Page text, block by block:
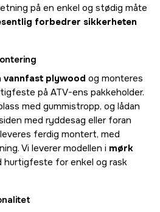
på en enkel og stødig måte
forbedrer sikkerheten
vannfast plywood og monteres
på ATV-ens pakkeholder.
med gummistropp, og lådan
med ryddesag eller foran
ferdig montert, med
Vi leverer modellen i mørk
hurtigfeste for enkel og rask